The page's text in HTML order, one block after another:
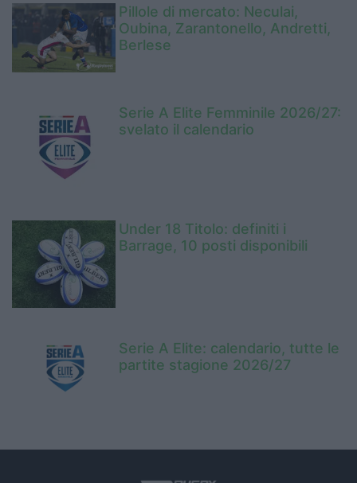
Pillole di mercato: Neculai,
Oubina, Zarantonello, Andretti,
Berlese
Serie A Elite Femminile 2026/27:
svelato il calendario
Under 18 Titolo: definiti i
Barrage, 10 posti disponibili
Serie A Elite: calendario, tutte le
partite stagione 2026/27